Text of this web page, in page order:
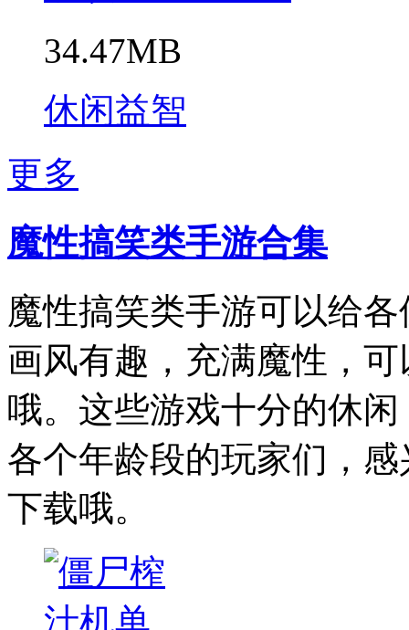
34.47MB
休闲益智
更多
魔性搞笑类手游合集
魔性搞笑类手游可以给
画风有趣，充满魔性，
哦。这些游戏十分的休
各个年龄段的玩家们，
下载哦。